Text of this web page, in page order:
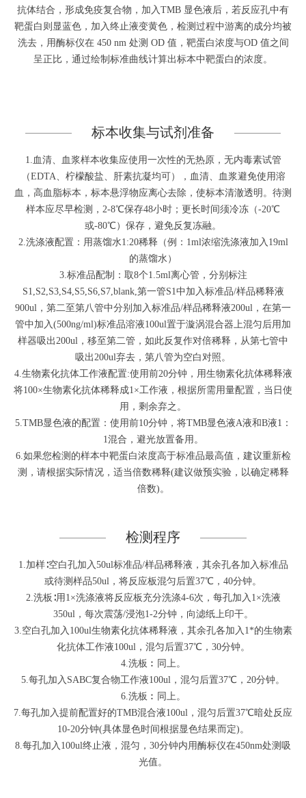
抗体结合，形成免疫复合物，加入TMB 显色液后，若反应孔中有
靶蛋白则显蓝色，加入终止液变黄色，检测过程中游离的成分均被
洗去，用酶标仪在 450 nm 处测 OD 值，靶蛋白浓度与OD 值之间
呈正比，通过绘制标准曲线计算出标本中靶蛋白的浓度。
标本收集与试剂准备
1.血清、血浆样本收集应使用一次性的无热原，无内毒素试管
（EDTA、柠檬酸盐、肝素抗凝均可），血清、血浆避免使用溶
血，高血脂标本，标本悬浮物应离心去除，使标本清澈透明。待测
样本应尽早检测，2-8℃保存48小时；更长时间须冷冻（-20℃
或-80℃）保存，避免反复冻融。
2.洗涤液配置：用蒸馏水1:20稀释（例：1ml浓缩洗涤液加入19ml
的蒸馏水）
3.标准品配制：取8个1.5ml离心管，分别标注
S1,S2,S3,S4,S5,S6,S7,blank,第一管S1中加入标准品/样品稀释液
900ul，第二至第八管中分别加入标准品/样品稀释液200ul，在第一
管中加入(500ng/ml)标准品溶液100ul置于漩涡混合器上混匀后用加
样器吸出200ul，移至第二管，如此反复作对倍稀释，从第七管中
吸出200ul弃去，第八管为空白对照。
4.生物素化抗体工作液配置:使用前20分钟，用生物素化抗体稀释液
将100×生物素化抗体稀释成1×工作液，根据所需用量配置，当日使
用，剩余弃之。
5.TMB显色液的配置：使用前10分钟，将TMB显色液A液和B液1：
1混合，避光放置备用。
6.如果您检测的样本中靶蛋白浓度高于标准品最高值，建议重新检
测，请根据实际情况，适当倍数稀释(建议做预实验，以确定稀释
倍数)。
检测程序
1.加样∶空白孔加入50ul标准品/样品稀释液，其余孔各加入标准品
或待测样品50ul，将反应板混匀后置37℃，40分钟。
2.洗板∶用1×洗涤液将反应板充分洗涤4-6次，每孔加入1×洗液
350ul，每次震荡/浸泡1-2分钟，向滤纸上印干。
3.空白孔加入100ul生物素化抗体稀释液，其余孔各加入1*的生物素
化抗体工作液100ul，混匀后置37℃，30分钟。
4.洗板︰同上。
5.每孔加入SABC复合物工作液100ul，混匀后置37℃，20分钟。
6.洗板︰同上。
7.每孔加入提前配置好的TMB混合液100ul，混匀后置37℃暗处反应
10-20分钟(具体显色时间根据显色结果而定)。
8.每孔加入100ul终止液，混匀，30分钟内用酶标仪在450nm处测吸
光值。